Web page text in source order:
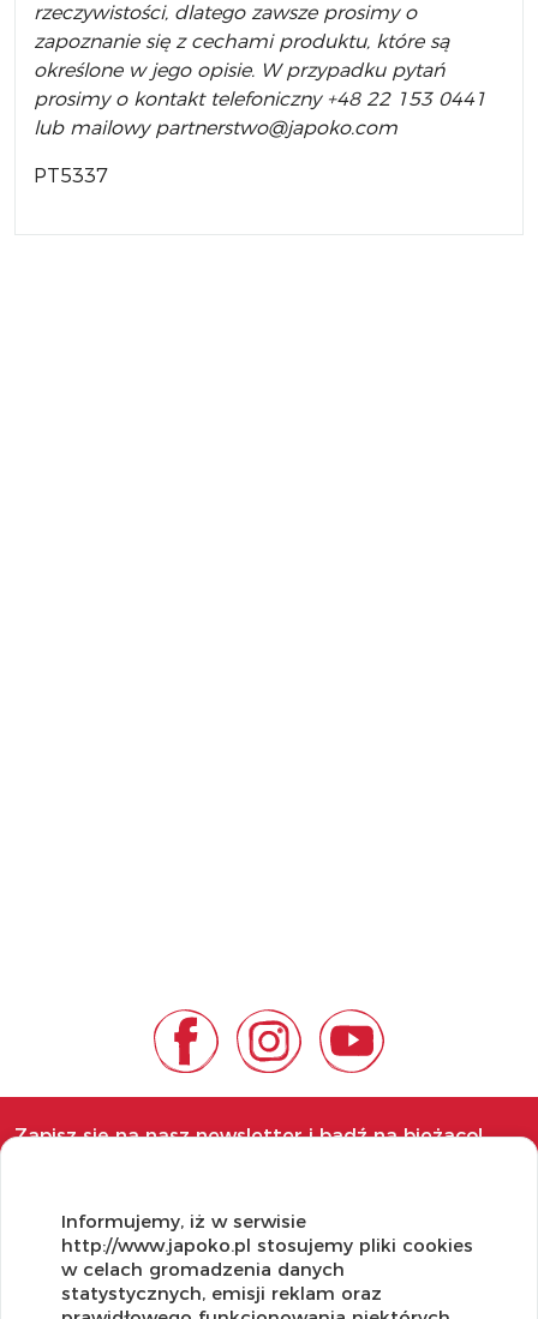
rzeczywistości, dlatego zawsze prosimy o
zapoznanie się z cechami produktu, które są
określone w jego opisie. W przypadku pytań
prosimy o kontakt telefoniczny +48 22 153 0441
lub mailowy partnerstwo@japoko.com
PT5337
Zapisz się na nasz newsletter i bądź na bieżąco!
OBSŁUGA KLIENTA
Informujemy, iż w serwisie
http://www.japoko.pl stosujemy pliki cookies
w celach gromadzenia danych
statystycznych, emisji reklam oraz